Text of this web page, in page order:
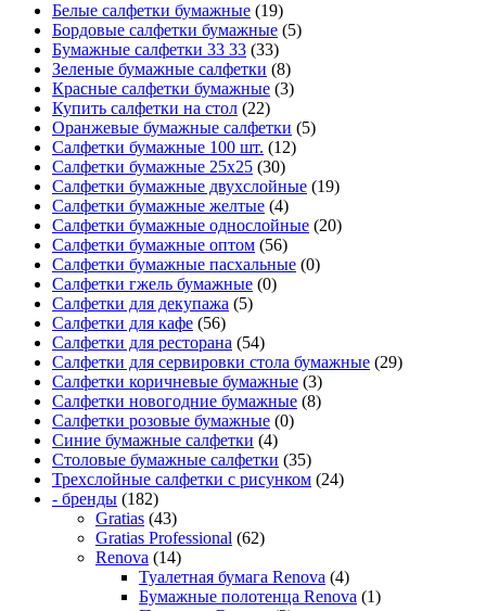
Белые салфетки бумажные (19)
Бордовые салфетки бумажные (5)
Бумажные салфетки 33 33 (33)
Зеленые бумажные салфетки (8)
Красные салфетки бумажные (3)
Купить салфетки на стол (22)
Оранжевые бумажные салфетки (5)
Салфетки бумажные 100 шт. (12)
Салфетки бумажные 25х25 (30)
Салфетки бумажные двухслойные (19)
Салфетки бумажные желтые (4)
Салфетки бумажные однослойные (20)
Салфетки бумажные оптом (56)
Салфетки бумажные пасхальные (0)
Салфетки гжель бумажные (0)
Салфетки для декупажа (5)
Салфетки для кафе (56)
Салфетки для ресторана (54)
Салфетки для сервировки стола бумажные (29)
Салфетки коричневые бумажные (3)
Салфетки новогодние бумажные (8)
Салфетки розовые бумажные (0)
Синие бумажные салфетки (4)
Столовые бумажные салфетки (35)
Трехслойные салфетки с рисунком (24)
- бренды (182)
Gratias (43)
Gratias Professional (62)
Renova (14)
Туалетная бумага Renova (4)
Бумажные полотенца Renova (1)